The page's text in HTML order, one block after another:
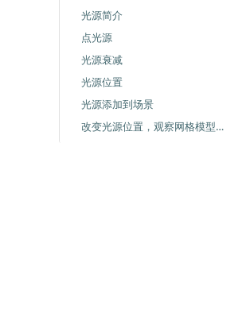
光源简介
点光源
光源衰减
光源位置
光源添加到场景
改变光源位置，观察网格模型表面的明暗变化。